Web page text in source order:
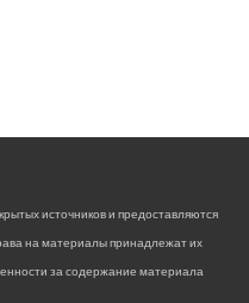
источников и предоставляются
на материалы принадлежат их
за содержание материала